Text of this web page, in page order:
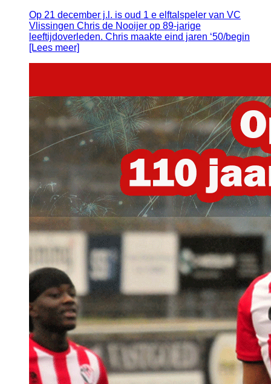
Op 21 december j.l. is oud 1 e elftalspeler van VC
Vlissingen Chris de Nooijer op 89-jarige
leeftijdoverleden. Chris maakte eind jaren ‘50/begin
[Lees meer]